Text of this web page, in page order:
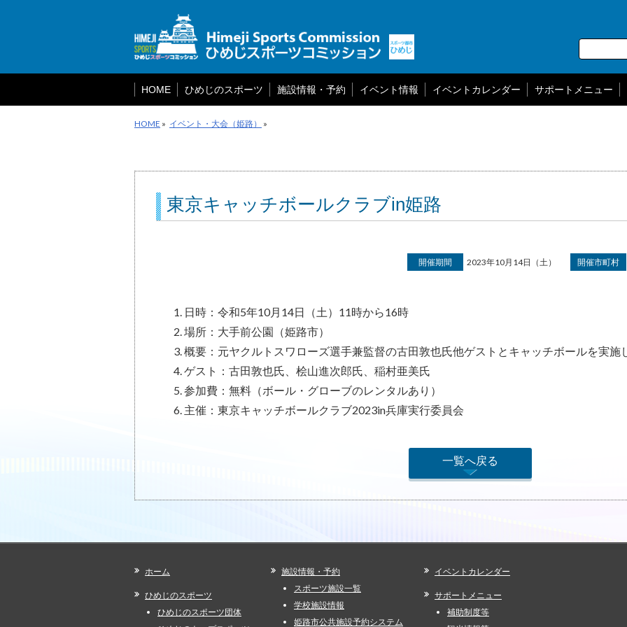
HOME ひめじのスポーツ 施設情報・予約 イベント情報 イベントカレンダー サポートメニュー
HOME » イベント・大会（姫路） »
東京キャッチボールクラブin姫路
開催期間 2023年10月14日（土） 開催市町村
日時：令和5年10月14日（土）11時から16時
場所：大手前公園（姫路市）
概要：元ヤクルトスワローズ選手兼監督の古田敦也氏他ゲストとキャッチボールを実施
ゲスト：古田敦也氏、桧山進次郎氏、稲村亜美氏
参加費：無料（ボール・グローブのレンタルあり）
主催：東京キャッチボールクラブ2023in兵庫実行委員会
一覧へ戻る
ホーム
ひめじのスポーツ
ひめじのスポーツ団体
施設情報・予約
スポーツ施設一覧
学校施設情報
姫路市公共施設予約システム
イベントカレンダー
サポートメニュー
補助制度等